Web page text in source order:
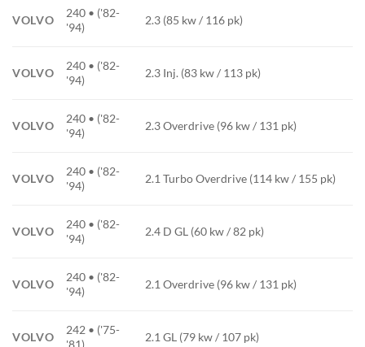
VOLVO
240 • ('82-
'94)
2.3 (85 kw / 116 pk)
VOLVO
240 • ('82-
'94)
2.3 Inj. (83 kw / 113 pk)
VOLVO
240 • ('82-
'94)
2.3 Overdrive (96 kw / 131 pk)
VOLVO
240 • ('82-
'94)
2.1 Turbo Overdrive (114 kw / 155 pk)
VOLVO
240 • ('82-
'94)
2.4 D GL (60 kw / 82 pk)
VOLVO
240 • ('82-
'94)
2.1 Overdrive (96 kw / 131 pk)
VOLVO
242 • ('75-
2.1 GL (79 kw / 107 pk)